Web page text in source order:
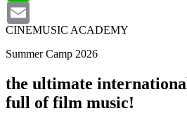
CINEMUSIC ACADEMY
Summer Camp 2026
the ultimate
full of film music!